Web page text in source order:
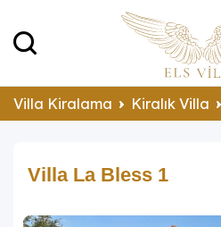
Villa Kiralama Kiralık Villa
Villa La Bless 1